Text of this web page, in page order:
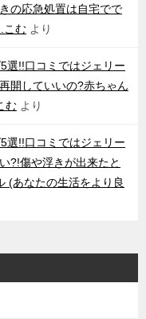
の応急処置は自宅でで
こむ より
選!!口コミではジェリー
開していいの?赤ちゃん
む より
選!!口コミではジェリー
?!傷や浮きが出来たと
(あなたの生活をより良